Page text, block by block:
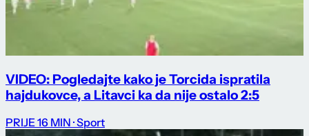
VIDEO: Pogledajte kako je Torcida ispratila
hajdukovce, a Litavci ka da nije ostalo 2:5
PRIJE 16 MIN · Sport